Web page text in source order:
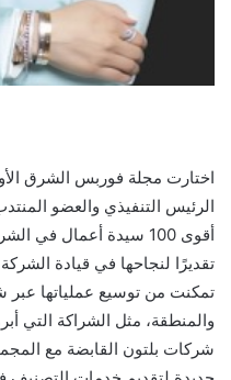
اختارت مجلة فوربس الشرق
الرئيس التنفيذي والعضو
تمكنت من توسيع عملياتها
والمنطقة، مثل الشراكة التي
شركات بلتون القابضة مع